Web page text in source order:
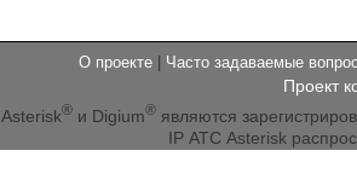
О проекте | Часто задаваемые
Проект
Asterisk®и Digium®являются
IP АТС Asterisk